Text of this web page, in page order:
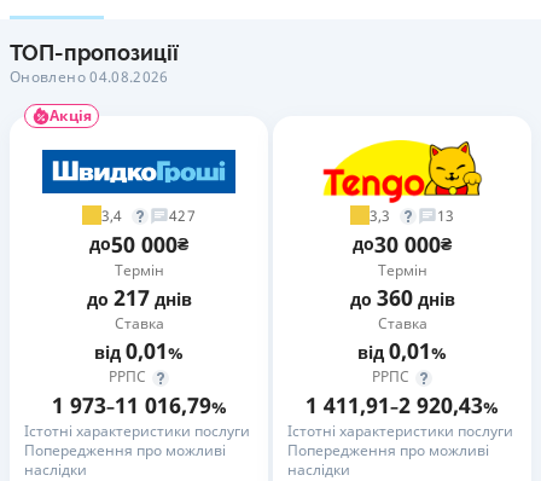
ТОП-пропозиції
Оновлено 04.08.2026
Акція
3,4 427
до50 000₴
Термін
до 217днів
Ставка
від 0,01%
РРПС
1 973–11 016,79%
Істотні характеристики послуги
Попередження про можливі
наслідки
3,3 13
до30 000₴
Термін
до 360днів
Ставка
від 0,01%
РРПС
1 411,91–2 920,43%
Істотні характеристики послуги
Попередження про можливі
наслідки